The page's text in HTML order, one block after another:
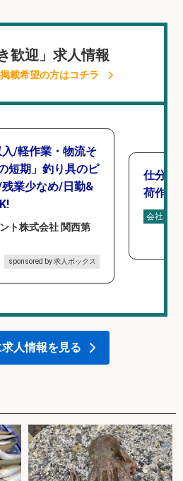
歓迎」求人情報
載希望の方はコチラ
/軽作業・物流そ
短期」釣り具のピ
業少なめ/日勤&
ト株式会社 関西第
sponsored by 求人ボックス
仕分け
荷作業
会社名
求人情報を見る